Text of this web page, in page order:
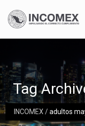
INCOMEX/adultos
Tag